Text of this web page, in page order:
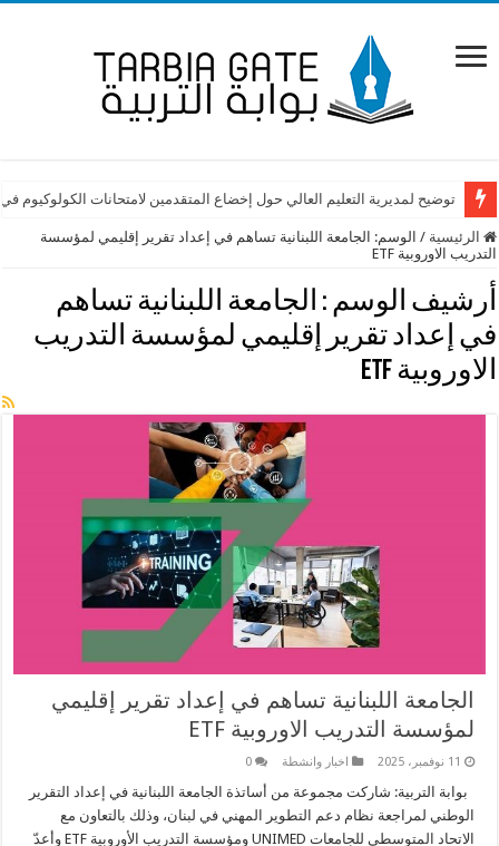
توضيح لمديرية التعليم العالي حول إخضاع المتقدمين لامتحانات الكولوكيوم
الرئيسية / الوسم: الجامعة اللبنانية تساهم في إعداد تقرير إقليمي لمؤسسة
التدريب الاوروبية ETF‎
أرشيف الوسم : الجامعة اللبنانية تساهم
في إعداد تقرير إقليمي لمؤسسة التدريب
الاوروبية ETF‎
الجامعة اللبنانية تساهم في إعداد تقرير إقليمي
لمؤسسة التدريب الاوروبية ETF‎
11 نوفمبر، 2025 اخبار وانشطة 0
بوابة التربية: شاركت مجموعة من أساتذة الجامعة اللبنانية في إعداد التقرير
الوطني لمراجعة نظام دعم التطوير المهني في لبنان، وذلك بالتعاون مع
الاتحاد المتوسطي للجامعات UNIMED ومؤسسة التدريب الأوروبية ETF وأعدّ